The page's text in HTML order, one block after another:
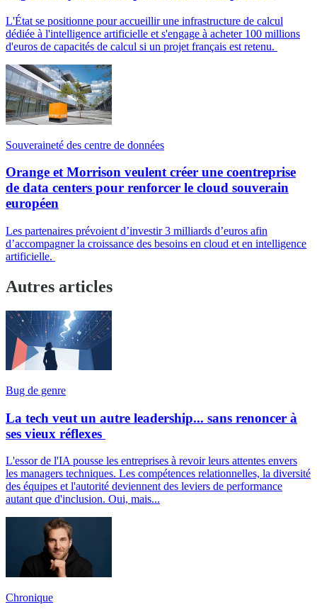
L'État se positionne pour accueillir une infrastructure de calcul
dédiée à l'intelligence artificielle et s'engage à acheter 100 millions
d'euros de capacités de calcul si un projet français est retenu.
Souveraineté des centre de données
Orange et Morrison veulent créer une coentreprise
de data centers pour renforcer le cloud souverain
européen
Les partenaires prévoient d’investir 3 milliards d’euros afin
d’accompagner la croissance des besoins en cloud et en intelligence
artificielle.
Autres articles
Bug de genre
La tech veut un autre leadership... sans renoncer à
ses vieux réflexes
L'essor de l'IA pousse les entreprises à revoir leurs attentes envers
les managers techniques. Les compétences relationnelles, la diversité
des équipes et l'autorité deviennent des leviers de performance
autant que d'inclusion. Oui, mais...
Chronique